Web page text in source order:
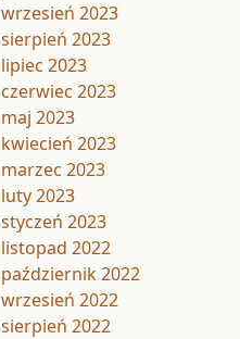
wrzesień 2023
sierpień 2023
lipiec 2023
czerwiec 2023
maj 2023
kwiecień 2023
marzec 2023
luty 2023
styczeń 2023
listopad 2022
październik 2022
wrzesień 2022
sierpień 2022